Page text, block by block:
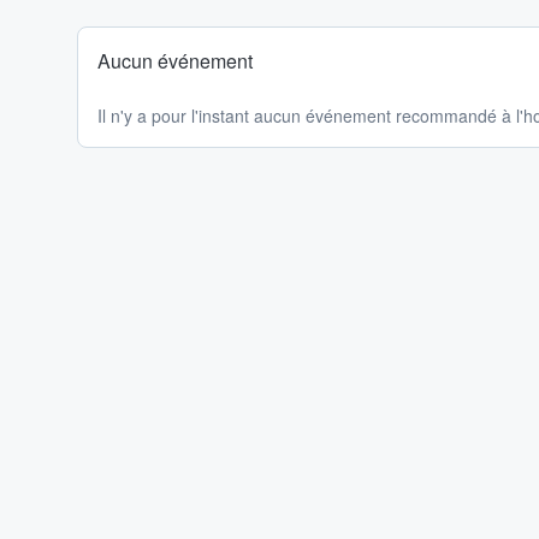
Aucun événement
Il n'y a pour l'instant aucun événement recommandé à